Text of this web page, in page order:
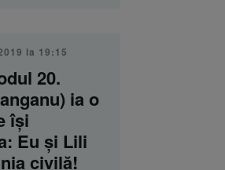
la 19:15
20.
ia o
își
Eu și Lili
civilă!